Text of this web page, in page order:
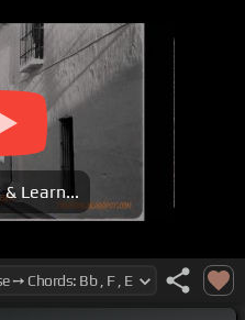
Learn...